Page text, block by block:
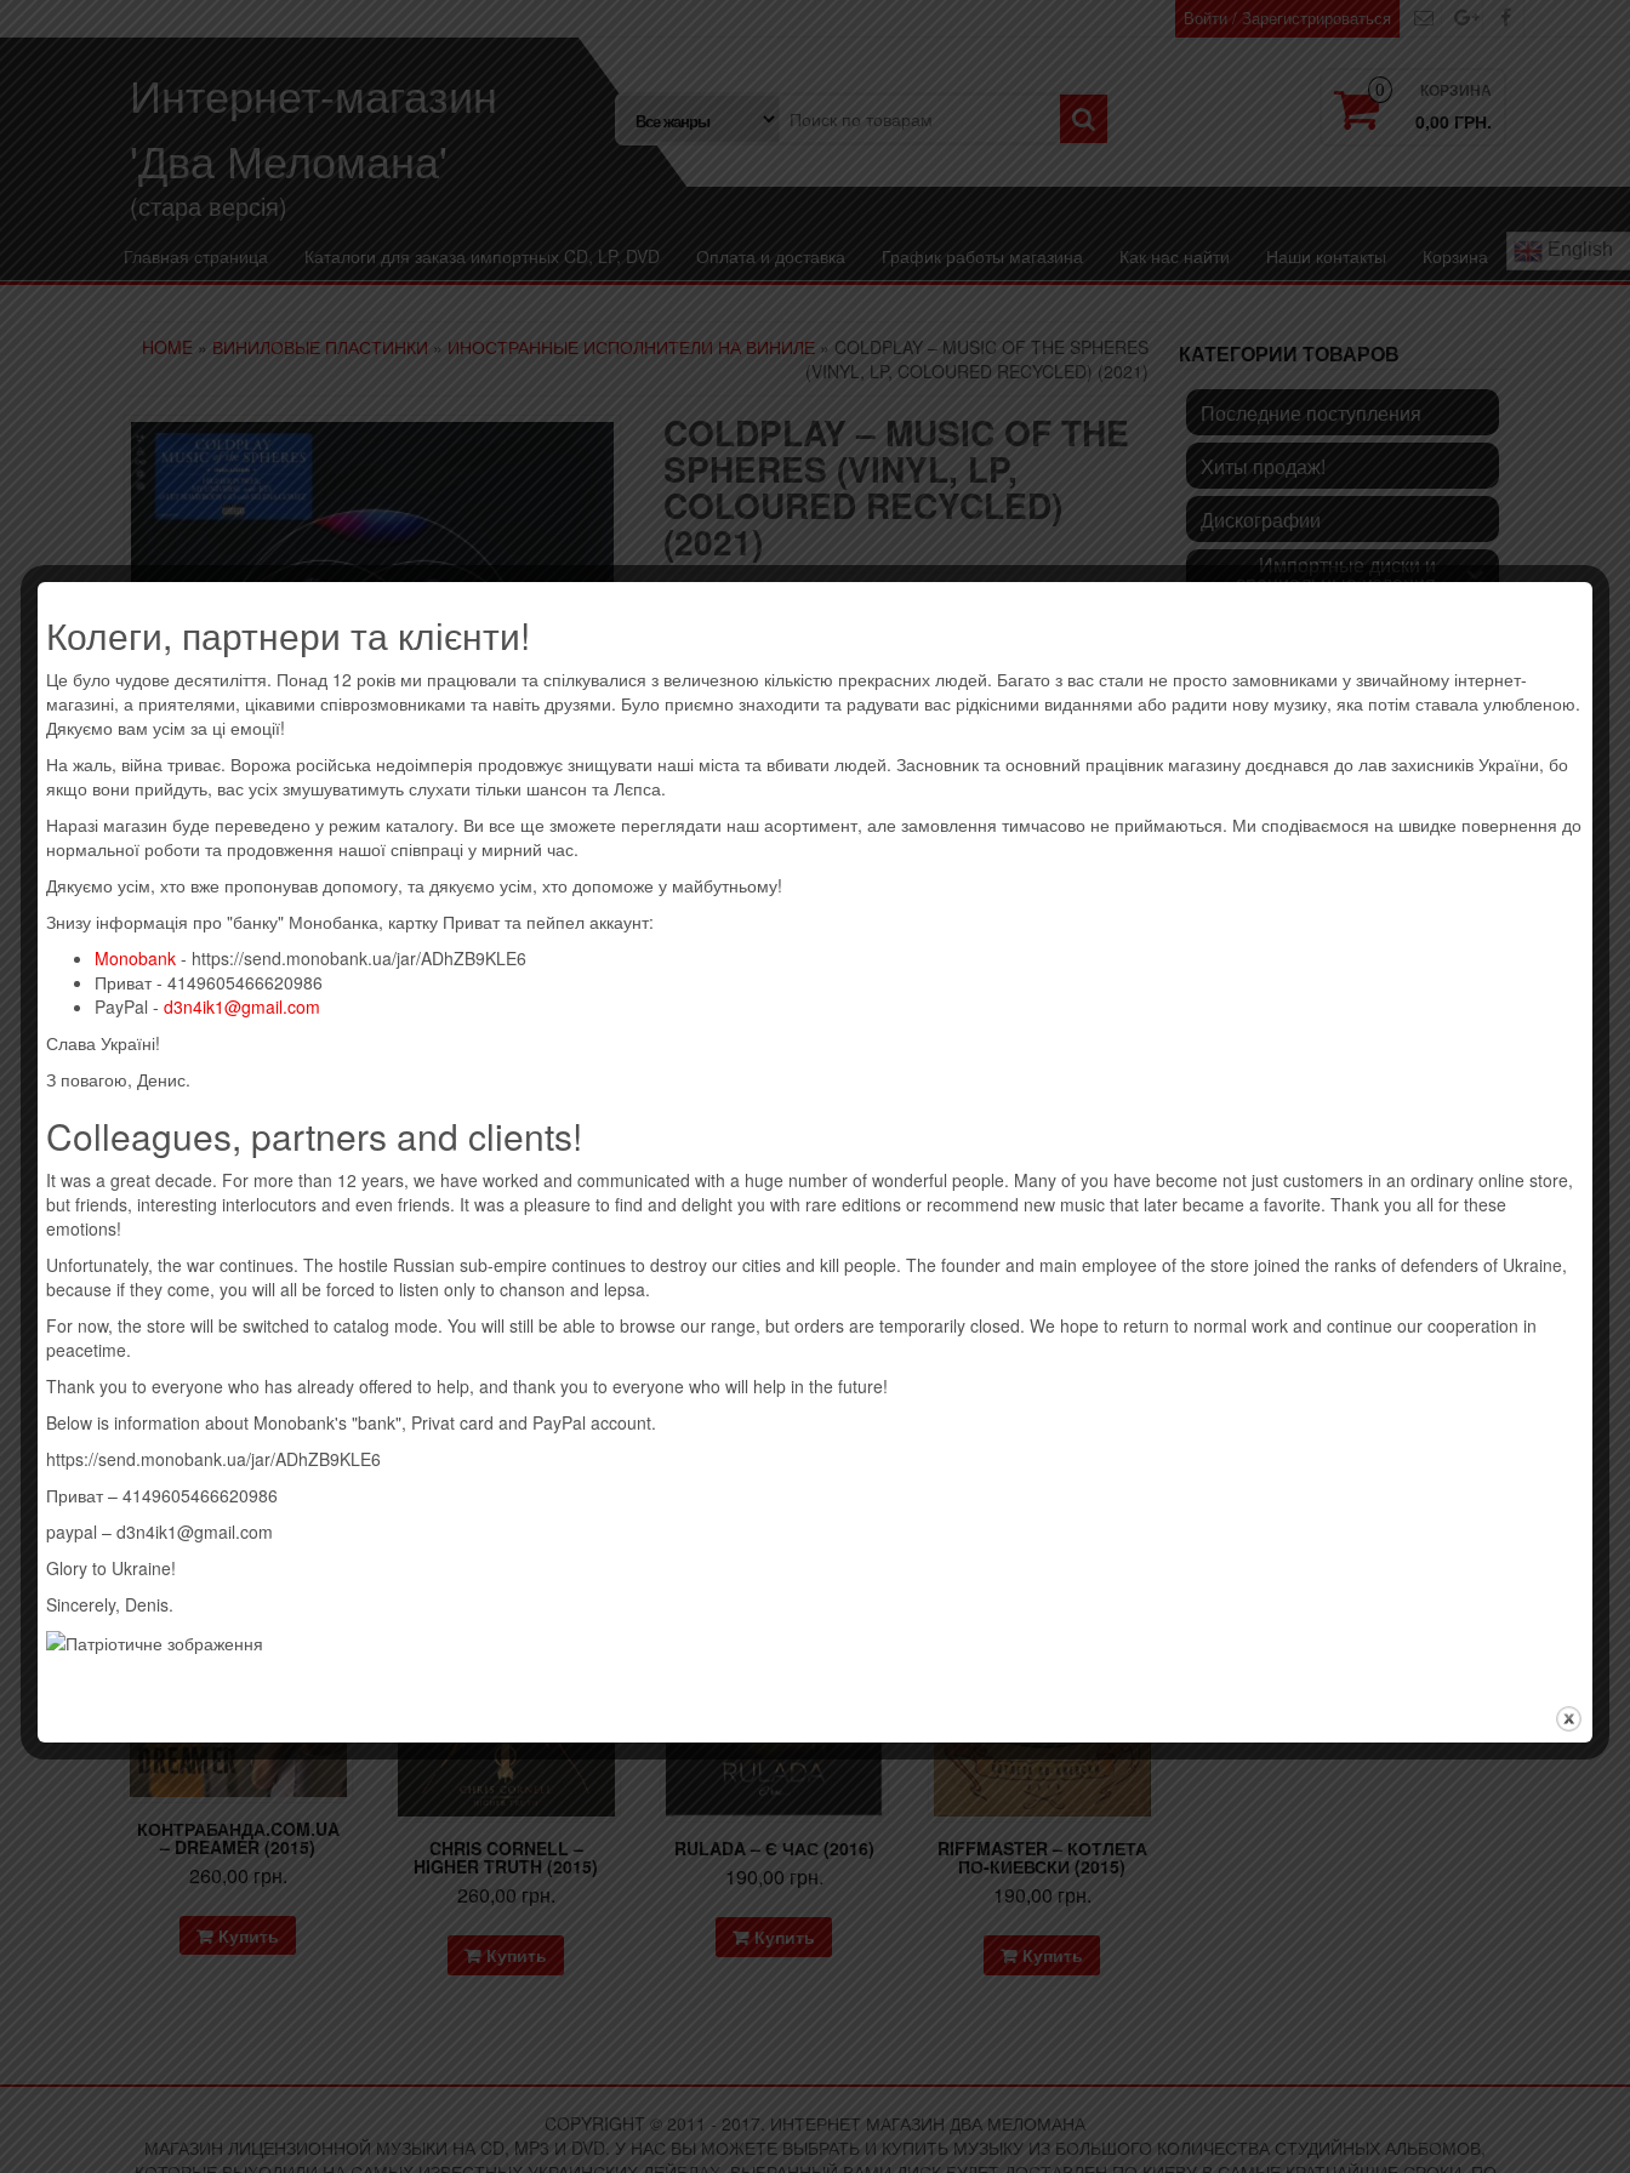
Войти / Зарегистрироваться
Интернет-магазин
'Два Меломана'
(стара версія)
0 КОРЗИНА
0,00 ГРН.
Главная страница Каталоги для заказа импортных CD, LP, DVD Оплата и доставка График работы магазина Как нас найти Наши контакты Корзина English
HOME » ВИНИЛОВЫЕ ПЛАСТИНКИ » ИНОСТРАННЫЕ ИСПОЛНИТЕЛИ НА ВИНИЛЕ » COLDPLAY – MUSIC OF THE SPHERES
(VINYL, LP, COLOURED RECYCLED) (2021)
COLDPLAY – MUSIC OF THE
SPHERES (VINYL, LP,
COLOURED RECYCLED)
(2021)
1050,00грн.
Вінілова платівка (Vinyl record)
Music
The
Купить
Артикул:0190296666964 Категории:- Alternative rock, nu
Последние поступления
ОПИСАНИЕ ОТЗЫВЫ (0)
Описание
Новая виниловая пластинка, штрих код: 0190296666964
A1 Coldplay – Music Of The Spheres
A2 Coldplay – Higher Power
A5 Coldplay X Selena Gomez – Let Somebody Go
A6 Coldplay X We Are King X Jacob Collier – Human Heart
A7 Coldplay – People Of The Pride
B1 Coldplay – Biutyful
B3 Coldplay X BTS (4) – My Universe
B4 Coldplay – Infinity Sign
Похожие товары
КОНТРАБАНДА.COM.UA
– DREAMER (2015)
260,00 грн.
Купить
CHRIS CORNELL –
HIGHER TRUTH (2015)
260,00 грн.
Купить
RULADA – Є ЧАС (2016)
190,00 грн.
Купить
RIFFMASTER – КОТЛЕТА
ПО-КИЕВСКИ (2015)
190,00 грн.
Купить
КАТЕГОРИИ ТОВАРОВ
Последние поступления
Хиты продаж!
Дискографии
Импортные диски и
специальные издания
Rock
Hip-hop
Виниловые пластинки
Детская музыка
Классическая музыка
COPYRIGHT © 2011 - 2017. ИНТЕРНЕТ МАГАЗИН ДВА МЕЛОМАНА
МАГАЗИН ЛИЦЕНЗИОННОЙ МУЗЫКИ НА CD, MP3 И DVD. У НАС ВЫ МОЖЕТЕ ВЫБРАТЬ И КУПИТЬ МУЗЫКУ ИЗ БОЛЬШОГО КОЛИЧЕСТВА СТУДИЙНЫХ АЛЬБОМОВ,
Колеги, партнери та клієнти!
Це було чудове десятиліття. Понад 12 років ми працювали та спілкувалися з величезною кількістю прекрасних людей. Багато з вас стали не просто замовниками у звичайному інтернет-
магазині, а приятелями, цікавими співрозмовниками та навіть друзями. Було приємно знаходити та радувати вас рідкісними виданнями або радити нову музику, яка потім ставала улюбленою.
Дякуємо вам усім за ці емоції!
На жаль, війна триває. Ворожа російська недоімперія продовжує знищувати наші міста та вбивати людей. Засновник та основний працівник магазину доєднався до лав захисників України, бо
якщо вони прийдуть, вас усіх змушуватимуть слухати тільки шансон та Лєпса.
Наразі магазин буде переведено у режим каталогу. Ви все ще зможете переглядати наш асортимент, але замовлення тимчасово не приймаються. Ми сподіваємося на швидке повернення до
нормальної роботи та продовження нашої співпраці у мирний час.
Дякуємо усім, хто вже пропонував допомогу, та дякуємо усім, хто допоможе у майбутньому!
Знизу інформація про "банку" Монобанка, картку Приват та пейпел аккаунт:
Monobank - https://send.monobank.ua/jar/ADhZB9KLE6
Приват - 4149605466620986
PayPal - d3n4ik1@gmail.com
Слава Україні!
З повагою, Денис.
Colleagues, partners and clients!
It was a great decade. For more than 12 years, we have worked and communicated with a huge number of wonderful people. Many of you have become not just customers in an ordinary online store,
but friends, interesting interlocutors and even friends. It was a pleasure to find and delight you with rare editions or recommend new music that later became a favorite. Thank you all for these
emotions!
Unfortunately, the war continues. The hostile Russian sub-empire continues to destroy our cities and kill people. The founder and main employee of the store joined the ranks of defenders of Ukraine,
because if they come, you will all be forced to listen only to chanson and lepsa.
For now, the store will be switched to catalog mode. You will still be able to browse our range, but orders are temporarily closed. We hope to return to normal work and continue our cooperation in
peacetime.
Thank you to everyone who has already offered to help, and thank you to everyone who will help in the future!
Below is information about Monobank's "bank", Privat card and PayPal account.
https://send.monobank.ua/jar/ADhZB9KLE6
Приват – 4149605466620986
paypal – d3n4ik1@gmail.com
Glory to Ukraine!
Sincerely, Denis.